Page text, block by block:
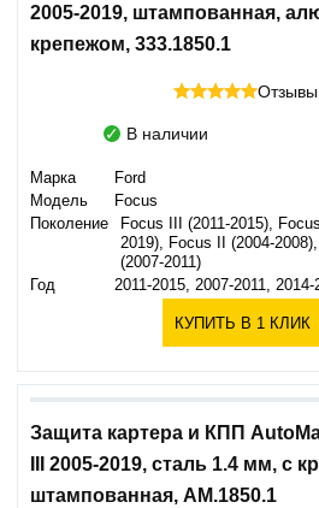
2005-2019, штампованная,
крепежом, 333.1850.1
В наличии
Марка
Ford
Модель
Focus
Поколение
Focus III (2011-2015),
2019), Focus II (2004-
(2007-2011)
Год
2011-2015, 2007-2011,
КУПИТЬ В 1 КЛИК
Защита картера и КПП
III 2005-2019, сталь 1.4 мм, с
штампованная, AM.1850.1